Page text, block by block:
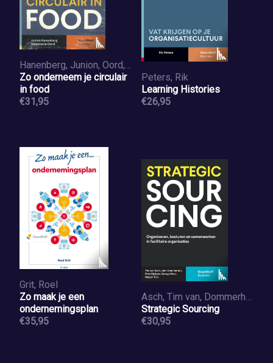
Hanenberg, Junion, Oord, Annemarie
Zo onderneem je circulair
in food
€31,95
Peters, Rik
Learning Histories
€26,95
Grit, Roel
Zo maak je een
ondernemingsplan
€35,95
Asch, Tim van, Dommerholt, John, Gijsbers, Ellen, Maas, George, Tuin, Marjon
Strategic Sourcing
€30,95